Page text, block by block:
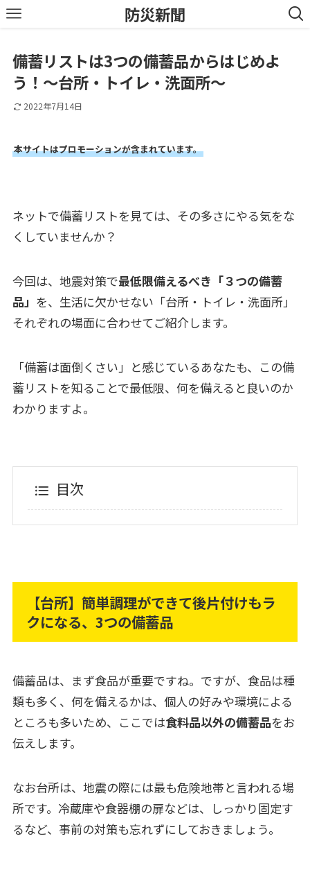
防災新聞
備蓄リストは3つの備蓄品からはじめよ
う！～台所・トイレ・洗面所～
2022年7月14日
本サイトはプロモーションが含まれています。
ネットで備蓄リストを見ては、その多さにやる気をな
くしていませんか？
今回は、地震対策で最低限備えるべき「３つの備蓄
品」 を、生活に欠かせない「台所・トイレ・洗面所」
それぞれの場面に合わせてご紹介します。
「備蓄は面倒くさい」と感じているあなたも、この備
蓄リストを知ることで最低限、何を備えると良いのか
わかりますよ。
目次
【台所】簡単調理ができて後片付けもラ
クになる、3つの備蓄品
備蓄品は、まず食品が重要ですね。ですが、食品は種
類も多く、何を備えるかは、個人の好みや環境による
ところも多いため、ここでは食料品以外の備蓄品をお
伝えします。
なお台所は、地震の際には最も危険地帯と言われる場
所です。冷蔵庫や食器棚の扉などは、しっかり固定す
るなど、事前の対策も忘れずにしておきましょう。